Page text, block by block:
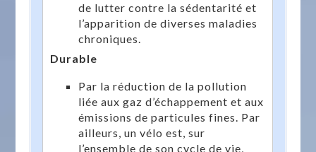
de lutter contre la sédentarité et
l’apparition de diverses maladies
chroniques.
Durable
Par la réduction de la pollution
liée aux gaz d’échappement et aux
émissions de particules fines. Par
ailleurs, un vélo est, sur
l’ensemble de son cycle de vie,